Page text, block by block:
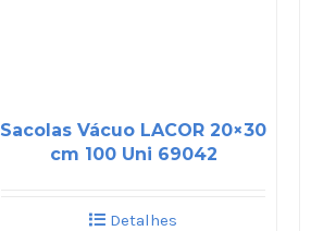
Sacolas Vácuo LACOR 20×30
cm 100 Uni 69042
Detalhes